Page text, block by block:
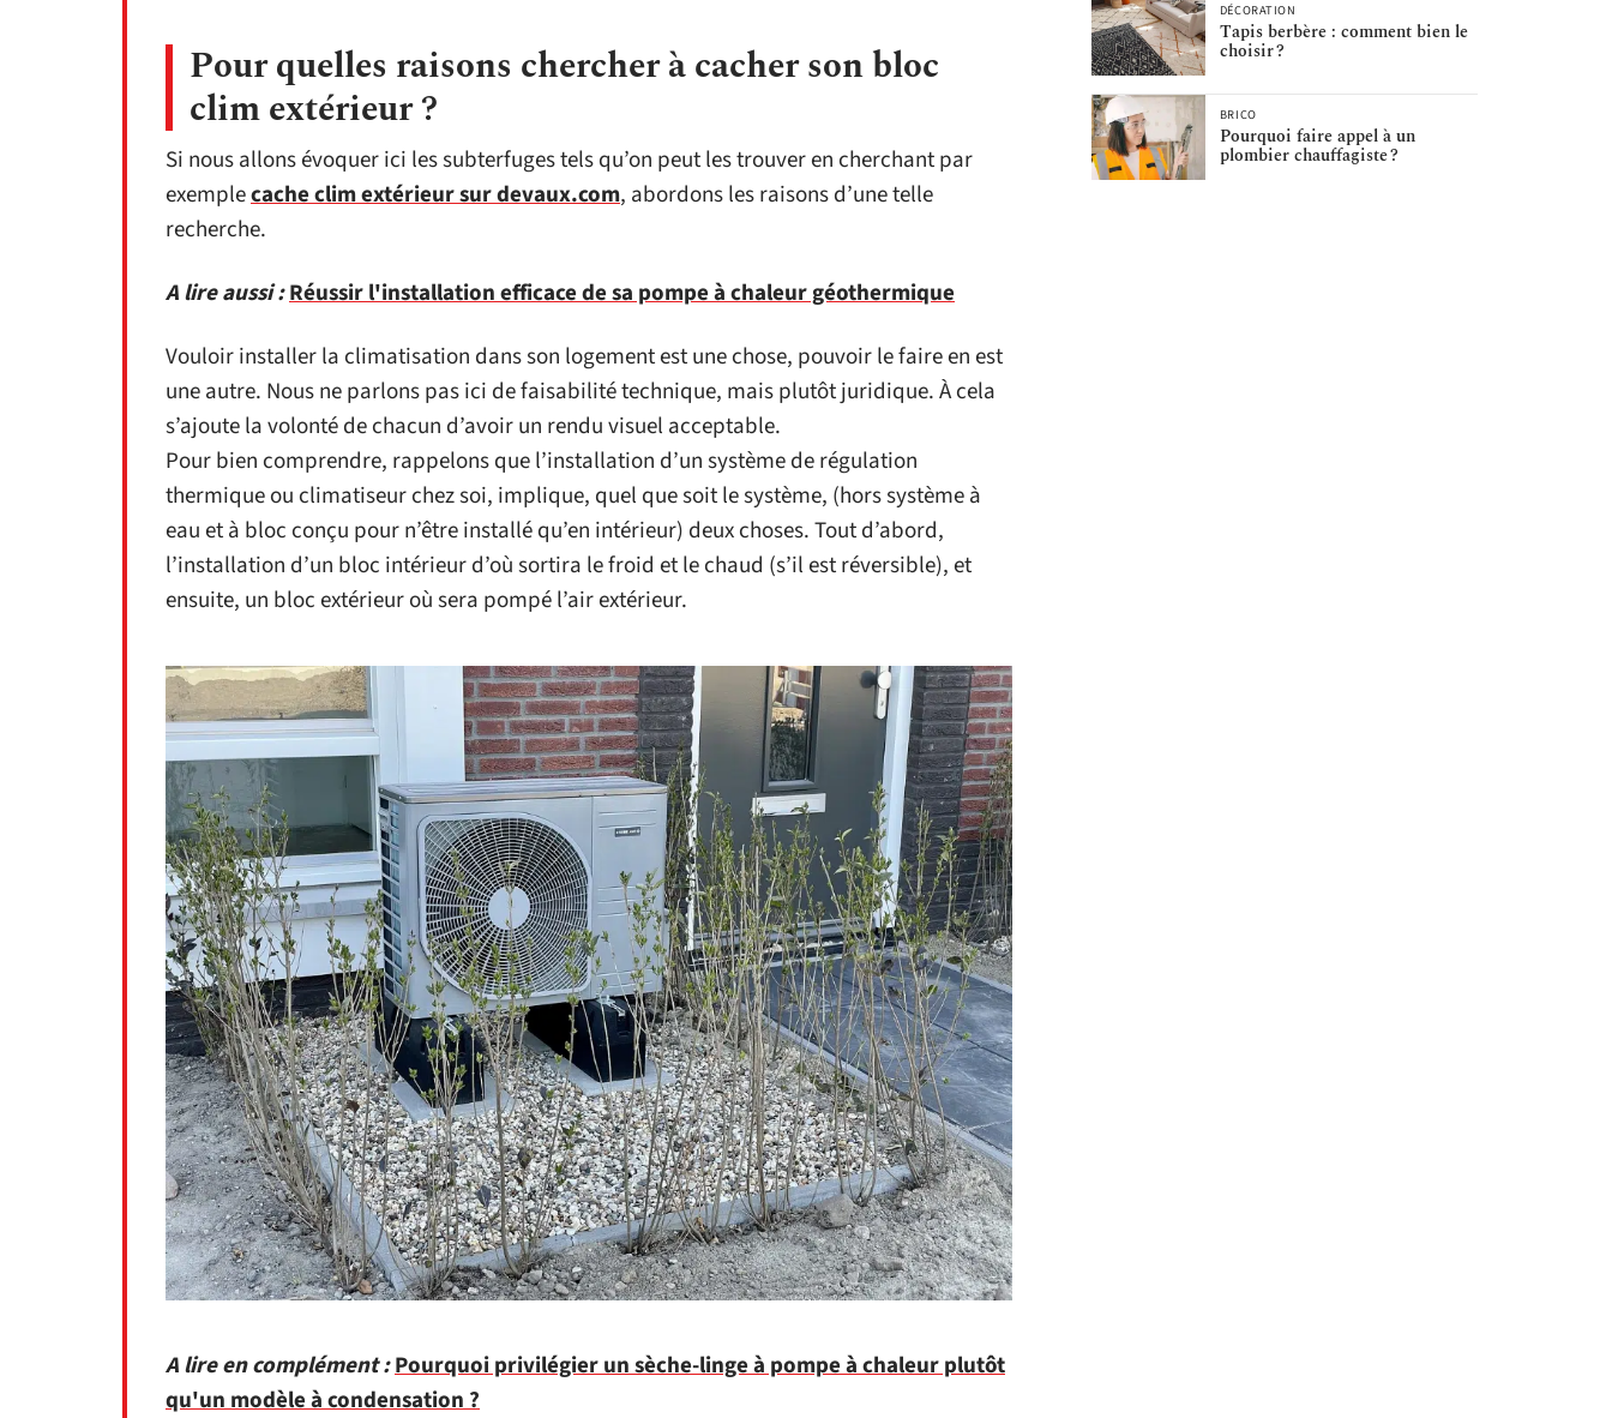
Pour quelles raisons chercher à cacher son bloc
clim extérieur ?
Si nous allons évoquer ici les subterfuges tels qu’on peut les trouver en cherchant par
exemplecache clim extérieur sur devaux.com, abordons les raisons d’une telle
recherche.
A lire aussi :Réussir l'installation efficace de sa pompe à chaleur géothermique
Vouloir installer la climatisation dans son logement est une chose, pouvoir le faire en est
une autre. Nous ne parlons pas ici de faisabilité technique, mais plutôt juridique. À cela
s’ajoute la volonté de chacun d’avoir un rendu visuel acceptable.
Pour bien comprendre, rappelons que l’installation d’un système de régulation
thermique ou climatiseur chez soi, implique, quel que soit le système, (hors système à
eau et à bloc conçu pour n’être installé qu’en intérieur) deux choses. Tout d’abord,
l’installation d’un bloc intérieur d’où sortira le froid et le chaud (s’il est réversible), et
ensuite, un bloc extérieur où sera pompé l’air extérieur.
A lire en complément :Pourquoi privilégier un sèche-linge à pompe à chaleur plutôt
qu'un modèle à condensation ?
DÉCORATION
Tapis berbère : comment bien le
choisir ?
BRICO
Pourquoi faire appel à un
plombier chauffagiste ?